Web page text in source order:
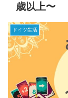
歳以上〜
ドイツ生活